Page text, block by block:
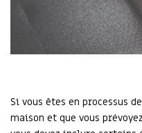
Si vous êtes en processus
maison et que vous